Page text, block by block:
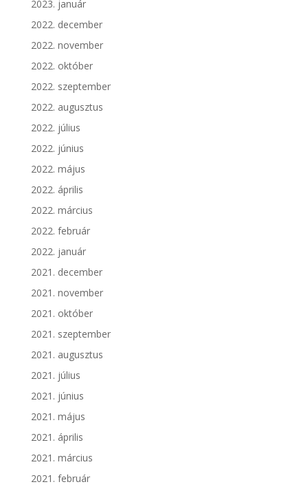
2023. január
2022. december
2022. november
2022. október
2022. szeptember
2022. augusztus
2022. július
2022. június
2022. május
2022. április
2022. március
2022. február
2022. január
2021. december
2021. november
2021. október
2021. szeptember
2021. augusztus
2021. július
2021. június
2021. május
2021. április
2021. március
2021. február